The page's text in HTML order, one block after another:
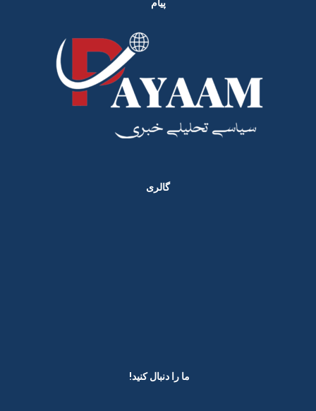
پیام
گالری
ما را دنبال کنید! ​